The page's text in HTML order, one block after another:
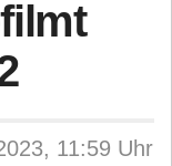
11:59 Uhr